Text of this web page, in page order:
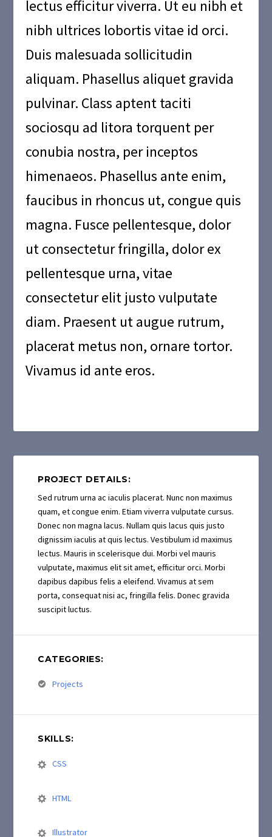
lectus efficitur viverra. Ut eu nibh et
nibh ultrices lobortis vitae id orci.
Duis malesuada sollicitudin
aliquam. Phasellus aliquet gravida
pulvinar. Class aptent taciti
sociosqu ad litora torquent per
conubia nostra, per inceptos
himenaeos. Phasellus ante enim,
faucibus in rhoncus ut, congue quis
magna. Fusce pellentesque, dolor
ut consectetur fringilla, dolor ex
pellentesque urna, vitae
consectetur elit justo vulputate
diam. Praesent ut augue rutrum,
placerat metus non, ornare tortor.
Vivamus id ante eros.
PROJECT DETAILS:
Sed rutrum urna ac iaculis placerat. Nunc non maximus
quam, et congue enim. Etiam viverra vulputate cursus.
Donec non magna lacus. Nullam quis lacus quis justo
dignissim iaculis at quis lectus. Vestibulum id maximus
lectus. Mauris in scelerisque dui. Morbi vel mauris
vulputate, maximus elit sit amet, efficitur orci. Morbi
dapibus dapibus felis a eleifend. Vivamus at sem
porta, consequat nisi ac, fringilla felis. Donec gravida
suscipit luctus.
CATEGORIES:
Projects
SKILLS:
CSS
HTML
Illustrator